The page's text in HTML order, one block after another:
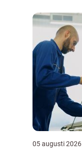
05 augusti 2026